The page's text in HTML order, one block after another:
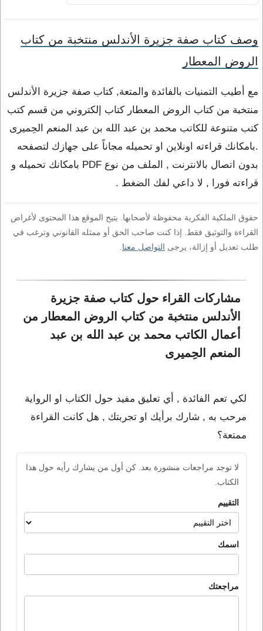
وصف كتاب صفة جزيرة الأندلس منتخبة من كتاب
الروض المعطار
مع أطيب التمنيات بالفائدة والمتعة, كتاب صفة جزيرة الأندلس
منتخبة من كتاب الروض المعطار كتاب إلكتروني من قسم كتب
كتب متنوعة للكاتب محمد بن عبد الله بن عبد المنعم الحِميرى
.بامكانك قراءته اونلاين او تحميله مجاناً على جهازك لتصفحه
بدون اتصال بالانترنت , الملف من نوع PDF بامكانك تحميله و
قراءته فورا , لا داعي لفك الضغط .
حقوق الملكية الفكرية محفوظة لأصحابها. يتيح الموقع هذا المحتوى لأغراض
القراءة والتوثيق فقط. إذا كنت صاحب الحق أو ممثله القانوني وترغب في
طلب تعديل أو إزالة، يرجى التواصل معنا
مشاركات القراء حول كتاب صفة جزيرة
الأندلس منتخبة من كتاب الروض المعطار من
أعمال الكاتب محمد بن عبد الله بن عبد
المنعم الحِميرى
لكي تعم الفائدة , أي تعليق مفيد حول الكتاب او الرواية
مرحب به , شارك برأيك او تجربتك , هل كانت القراءة
ممتعة؟
لا توجد مراجعات منشورة بعد. كن أول من يشارك رأيه حول هذا
الكتاب.
التقييم
اسمك
مراجعتك